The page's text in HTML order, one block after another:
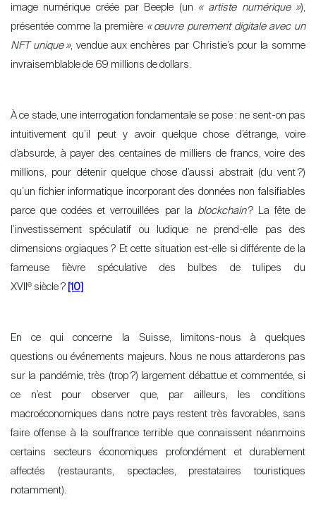
Sale
image numérique créée par Beeple (un « artiste numérique »),
présentée comme la première « œuvre purement digitale avec un
NFT unique », vendue aux enchères par Christie’s pour la somme
invraisemblable de 69 millions de dollars.
À ce stade, une interrogation fondamentale se pose : ne sent-on pas
intuitivement qu’il peut y avoir quelque chose d’étrange, voire
d’absurde, à payer des centaines de milliers de francs, voire des
millions, pour détenir quelque chose d’aussi abstrait (du vent ?)
qu’un fichier informatique incorporant des données non falsifiables
parce que codées et verrouillées par la blockchain ? La fête de
l’investissement spéculatif ou ludique ne prend-elle pas des
dimensions orgiaques ? Et cette situation est-elle si différente de la
fameuse fièvre spéculative des bulbes de tulipes du
XVII
e siècle ? [10]
En ce qui concerne la Suisse, limitons-nous à quelques
questions ou événements majeurs. Nous ne nous attarderons pas
sur la pandémie, très (trop ?) largement débattue et commentée, si
ce n’est pour observer que, par ailleurs, les conditions
macroéconomiques dans notre pays restent très favorables, sans
faire offense à la souffrance terrible que connaissent néanmoins
certains secteurs économiques profondément et durablement
affectés (restaurants, spectacles, prestataires touristiques
notamment).